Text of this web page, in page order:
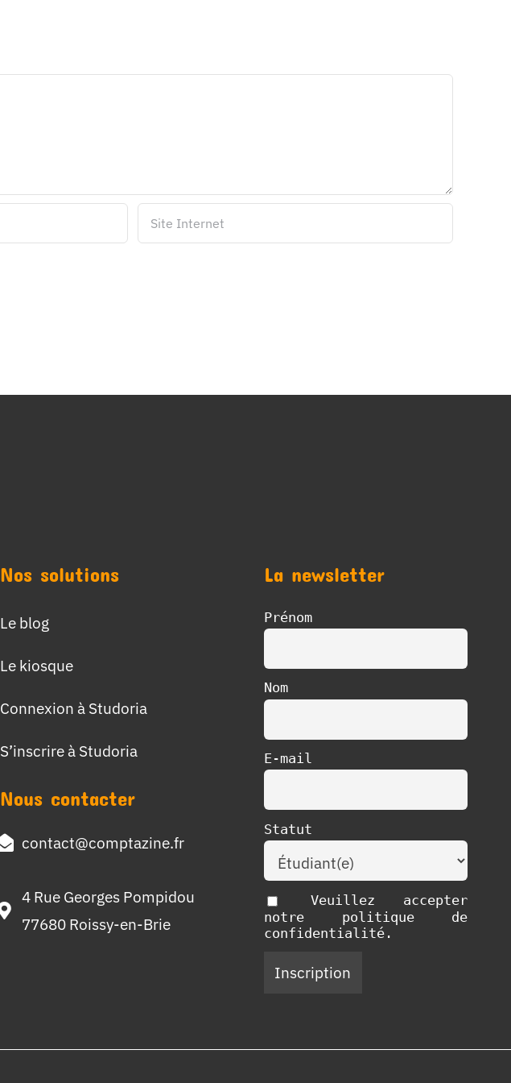
Nos solutions
Le blog
Le kiosque
Connexion à Studoria
S’inscrire à Studoria
Nous contacter
contact@comptazine.fr
4 Rue Georges Pompidou
77680 Roissy-en-Brie
La newsletter
Prénom
Nom
E-mail
Statut
Veuillez accepter
notre politique de
confidentialité.